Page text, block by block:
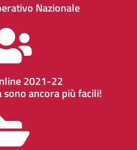
Nazionale
2021-22
sono ancora più facili!